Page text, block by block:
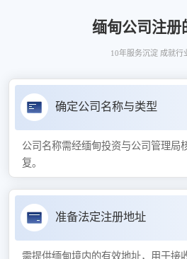
缅甸公司注册
10年服务沉淀 成就行
确定公司名称与类型
公司名称需经缅甸投资与公司管理局
复。
准备法定注册地址
需提供缅甸境内的有效地址，用于接